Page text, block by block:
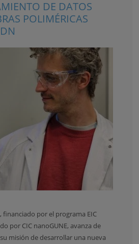
DE DATOS
POLIMÉRICAS
financiado por el programa EIC
por CIC nanoGUNE, avanza de
misión de desarrollar una nueva